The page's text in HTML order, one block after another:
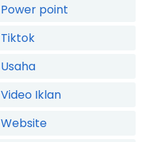
Power point
Tiktok
Usaha
Video Iklan
Website